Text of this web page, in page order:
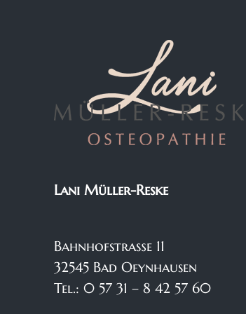
Lani Müller-Reske
Bahnhofstraße 11
32545 Bad Oeynhausen
Tel.: 0 57 31 – 8 42 57 60